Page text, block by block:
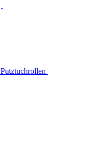
Putztuchrollen